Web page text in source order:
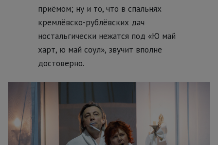
приёмом; ну и то, что в спальнях
кремлёвско-рублёвских дач
ностальгически нежатся под «Ю май
харт, ю май соул», звучит вполне
достоверно.